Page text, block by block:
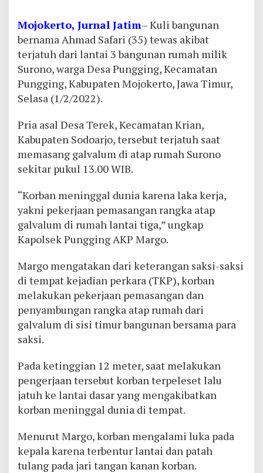
Mojokerto, Jurnal Jatim– Kuli bangunan
bernama Ahmad Safari (35) tewas akibat
terjatuh dari lantai 3 bangunan rumah milik
Surono, warga Desa Pungging, Kecamatan
Pungging, Kabupaten Mojokerto, Jawa Timur,
Selasa (1/2/2022).
Pria asal Desa Terek, Kecamatan Krian,
Kabupaten Sodoarjo, tersebut terjatuh saat
memasang galvalum di atap rumah Surono
sekitar pukul 13.00 WIB.
“Korban meninggal dunia karena laka kerja,
yakni pekerjaan pemasangan rangka atap
galvalum di rumah lantai tiga,” ungkap
Kapolsek Pungging AKP Margo.
Margo mengatakan dari keterangan saksi-saksi
di tempat kejadian perkara (TKP), korban
melakukan pekerjaan pemasangan dan
penyambungan rangka atap rumah dari
galvalum di sisi timur bangunan bersama para
saksi.
Pada ketinggian 12 meter, saat melakukan
pengerjaan tersebut korban terpeleset lalu
jatuh ke lantai dasar yang mengakibatkan
korban meninggal dunia di tempat.
Menurut Margo, korban mengalami luka pada
kepala karena terbentur lantai dan patah
tulang pada jari tangan kanan korban.